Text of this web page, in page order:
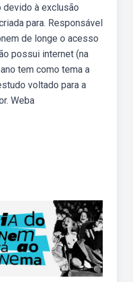
devido à exclusão
para. Responsável
de longe o acesso
possui internet (na
tem como tema a
voltado para a
Weba